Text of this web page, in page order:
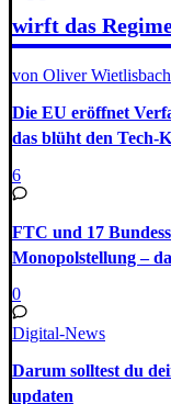
wirft das
von Oliver Wietlisbach
Die EU eröffnet
das blüht den Tech-
6
FTC und 17
Monopolstellung –
0
Digital-News
Darum solltest du
updaten